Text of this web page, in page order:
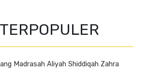
Madrasah Aliyah Shiddiqah Zahra